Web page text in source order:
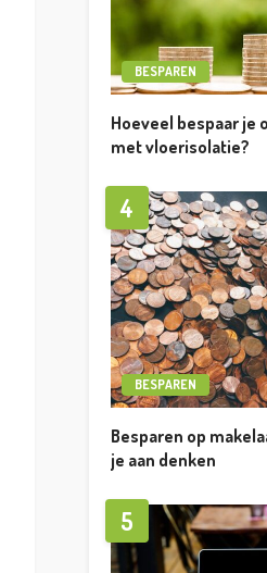
BESPAREN
Hoeveel bespaar je
met vloerisolatie?
4
BESPAREN
Besparen op
je aan denken
5